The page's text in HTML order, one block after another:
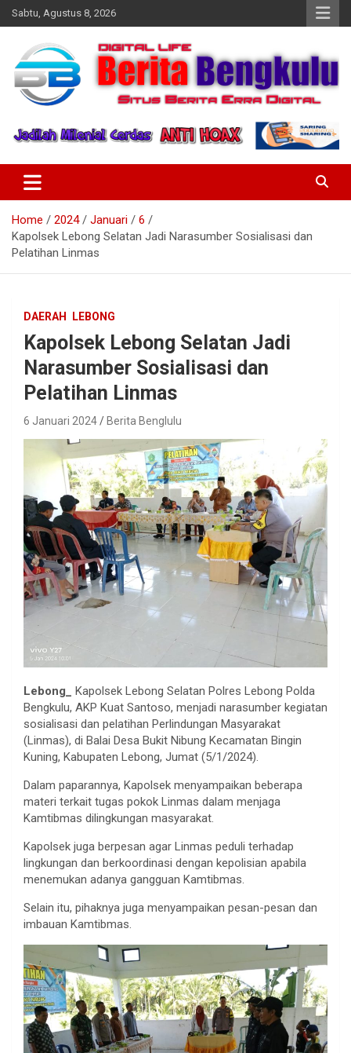
Skip
to
Sabtu, Agustus 8, 2026
Beritabengkulu.id
Home 2024 Januari
6
Kapolsek Lebong Selatan Jadi Narasumber Sosialisasi dan
Pelatihan Linmas
DAERAH LEBONG
Kapolsek Lebong Selatan Jadi
Narasumber Sosialisasi dan
Pelatihan Linmas
6 Januari 2024 Berita Benglulu
Lebong_
Kapolsek Lebong Selatan Polres Lebong Polda
Bengkulu, AKP Kuat Santoso, menjadi narasumber kegiatan
sosialisasi dan pelatihan Perlindungan Masyarakat
(Linmas), di Balai Desa Bukit Nibung Kecamatan Bingin
Kuning, Kabupaten Lebong, Jumat (5/1/2024).
Dalam paparannya, Kapolsek menyampaikan beberapa
materi terkait tugas pokok Linmas dalam menjaga
Kamtibmas dilingkungan masyarakat.
Kapolsek juga berpesan agar Linmas peduli terhadap
lingkungan dan berkoordinasi dengan kepolisian apabila
menemukan adanya gangguan Kamtibmas.
Selain itu, pihaknya juga menyampaikan pesan-pesan dan
imbauan Kamtibmas.